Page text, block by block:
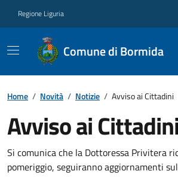
Regione Liguria
Comune di Bormida
Home / Novità / Notizie / Avviso ai Cittadini
Avviso ai Cittadini
Si comunica che la Dottoressa Privitera
pomeriggio, seguiranno aggiornamenti